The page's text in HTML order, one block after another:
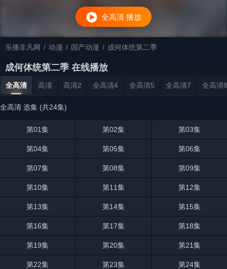
全高清 播放
乐播非凡网 / 动漫 / 国产动漫 / 成何体统第二季
成何体统第二季 在线播放
全高清 高清 高清2 全高清4 全高清5 全高清7 全高清8
全高清 选集 (共24集)
第01集 第02集 第03集
第04集 第05集 第06集
第07集 第08集 第09集
第10集 第11集 第12集
第13集 第14集 第15集
第16集 第17集 第18集
第19集 第20集 第21集
第22集 第23集 第24集